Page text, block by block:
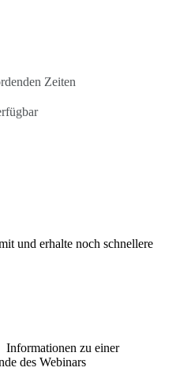
Zeiten
und erhalte noch schnellere
Informationen zu einer
des Webinars